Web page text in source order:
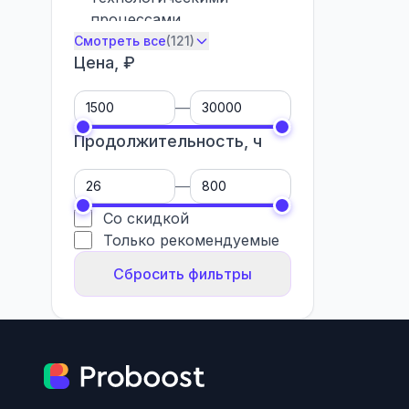
процессами
Агроном
Аналитик по
безопасности
Архивист 0
Смотреть все(121)
Цена, ₽
—
Продолжительность, ч
—
Со скидкой
Только рекомендуемые
Сбросить фильтры